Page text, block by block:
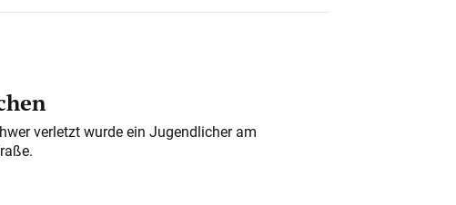
verletzt wurde ein Jugendlicher am